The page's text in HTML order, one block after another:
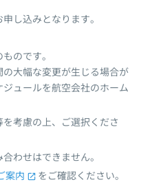
し込みとなります。
のです。
大幅な変更が生じる場合が
ュールを航空会社のホーム
考慮の上、ご選択くださ
わせはできません。
案内
をご確認ください。